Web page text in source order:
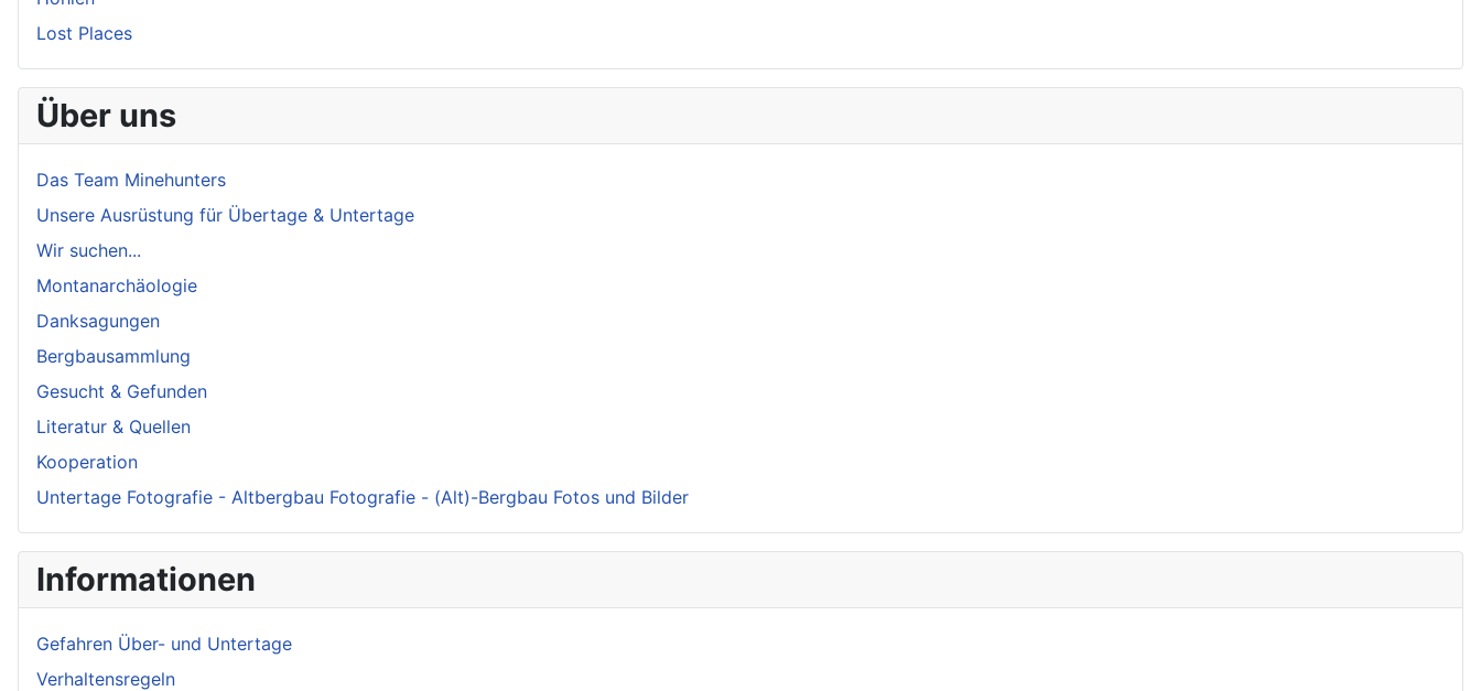
Lost Places
Über uns
Das Team Minehunters
Unsere Ausrüstung für Übertage & Untertage
Wir suchen...
Montanarchäologie
Danksagungen
Bergbausammlung
Gesucht & Gefunden
Literatur & Quellen
Kooperation
Untertage Fotografie - Altbergbau Fotografie - (Alt)-Bergbau Fotos und Bilder
Informationen
Gefahren Über- und Untertage
Verhaltensregeln